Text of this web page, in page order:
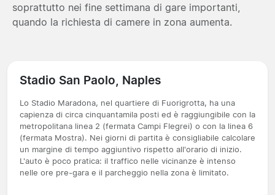
soprattutto nei fine settimana di gare importanti,
quando la richiesta di camere in zona aumenta.
Stadio San Paolo, Naples
Lo Stadio Maradona, nel quartiere di Fuorigrotta, ha una
capienza di circa cinquantamila posti ed è raggiungibile con la
metropolitana linea 2 (fermata Campi Flegrei) o con la linea 6
(fermata Mostra). Nei giorni di partita è consigliabile calcolare
un margine di tempo aggiuntivo rispetto all'orario di inizio.
L'auto è poco pratica: il traffico nelle vicinanze è intenso
nelle ore pre-gara e il parcheggio nella zona è limitato.